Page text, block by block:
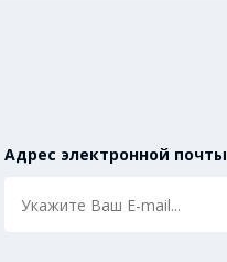
Адрес электронной почты